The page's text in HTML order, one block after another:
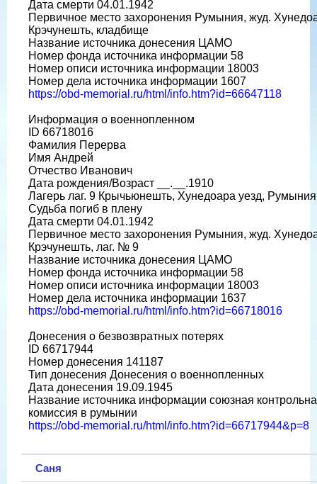
Дата смерти 04.01.1942
Первичное место захоронения Румыния, жуд.
Крэчунешть, кладбище
Название источника донесения ЦАМО
Номер фонда источника информации 58
Номер описи источника информации 18003
Номер дела источника информации 1607
https://obd-memorial.ru/html/info.htm?id=66647118
Информация о военнопленном
ID 66718016
Фамилия Перерва
Имя Андрей
Отчество Иванович
Дата рождения/Возраст __.__.1910
Лагерь лаг. 9 Крычьюнешть, Хунедоара уезд, Румыния
Судьба погиб в плену
Дата смерти 04.01.1942
Первичное место захоронения Румыния, жуд.
Крэчунешть, лаг. № 9
Название источника донесения ЦАМО
Номер фонда источника информации 58
Номер описи источника информации 18003
Номер дела источника информации 1637
https://obd-memorial.ru/html/info.htm?id=66718016
Донесения о безвозвратных потерях
ID 66717944
Номер донесения 141187
Тип донесения Донесения о военнопленных
Дата донесения 19.09.1945
Название источника информации союзная
комиссия в румынии
https://obd-memorial.ru/html/info.htm?id=66717944&p=8
Саня